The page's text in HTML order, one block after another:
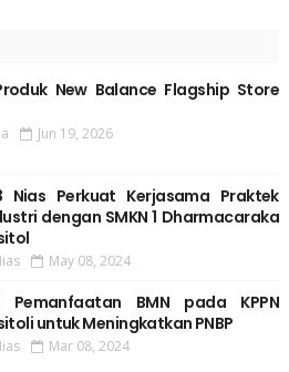
New Balance Flagship Store
Jun 19, 2026
Nias Perkuat Kerjasama Praktek
dengan SMKN 1 Dharmacaraka
May 08, 2024
Pemanfaatan BMN pada KPPN
untuk Meningkatkan PNBP
Mar 08, 2024